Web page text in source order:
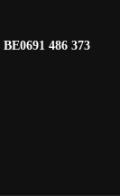
486 373